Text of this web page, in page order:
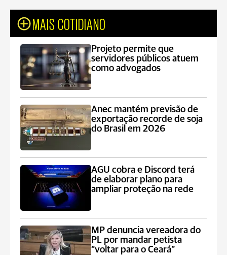
MAIS COTIDIANO
Projeto permite que
servidores públicos atuem
como advogados
Anec mantém previsão de
exportação recorde de soja
do Brasil em 2026
AGU cobra e Discord terá
de elaborar plano para
ampliar proteção na rede
MP denuncia vereadora do
PL por mandar petista
“voltar para o Ceará”